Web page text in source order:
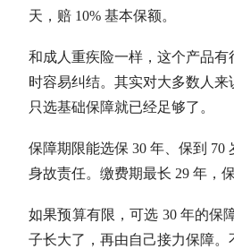
天，赔 10% 基本保额。
和成人重疾险一样，这个产品
时容易纠结。其实对大多数人来
只选基础保障就已经足够了。
保障期限能选保 30 年、保到 70
身故责任。缴费期最长 29 年，
如果预算有限，可选 30 年的保
子长大了，再由自己接力保障